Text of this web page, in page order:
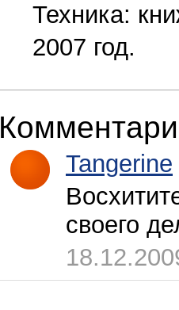
Техника:
2007 год.
Tangerine
своего